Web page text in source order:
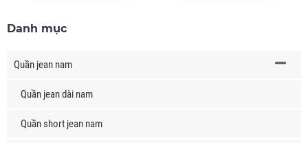
Danh mục
Quần jean nam
Quần jean dài nam
Quần short jean nam